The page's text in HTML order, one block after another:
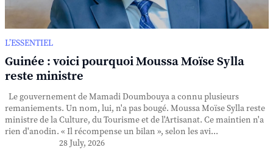
L’ESSENTIEL
Guinée : voici pourquoi Moussa Moïse Sylla
reste ministre
Le gouvernement de Mamadi Doumbouya a connu plusieurs
remaniements. Un nom, lui, n'a pas bougé. Moussa Moïse Sylla reste
ministre de la Culture, du Tourisme et de l'Artisanat. Ce maintien n'a
rien d'anodin. « Il récompense un bilan », selon les avi...
28 July, 2026